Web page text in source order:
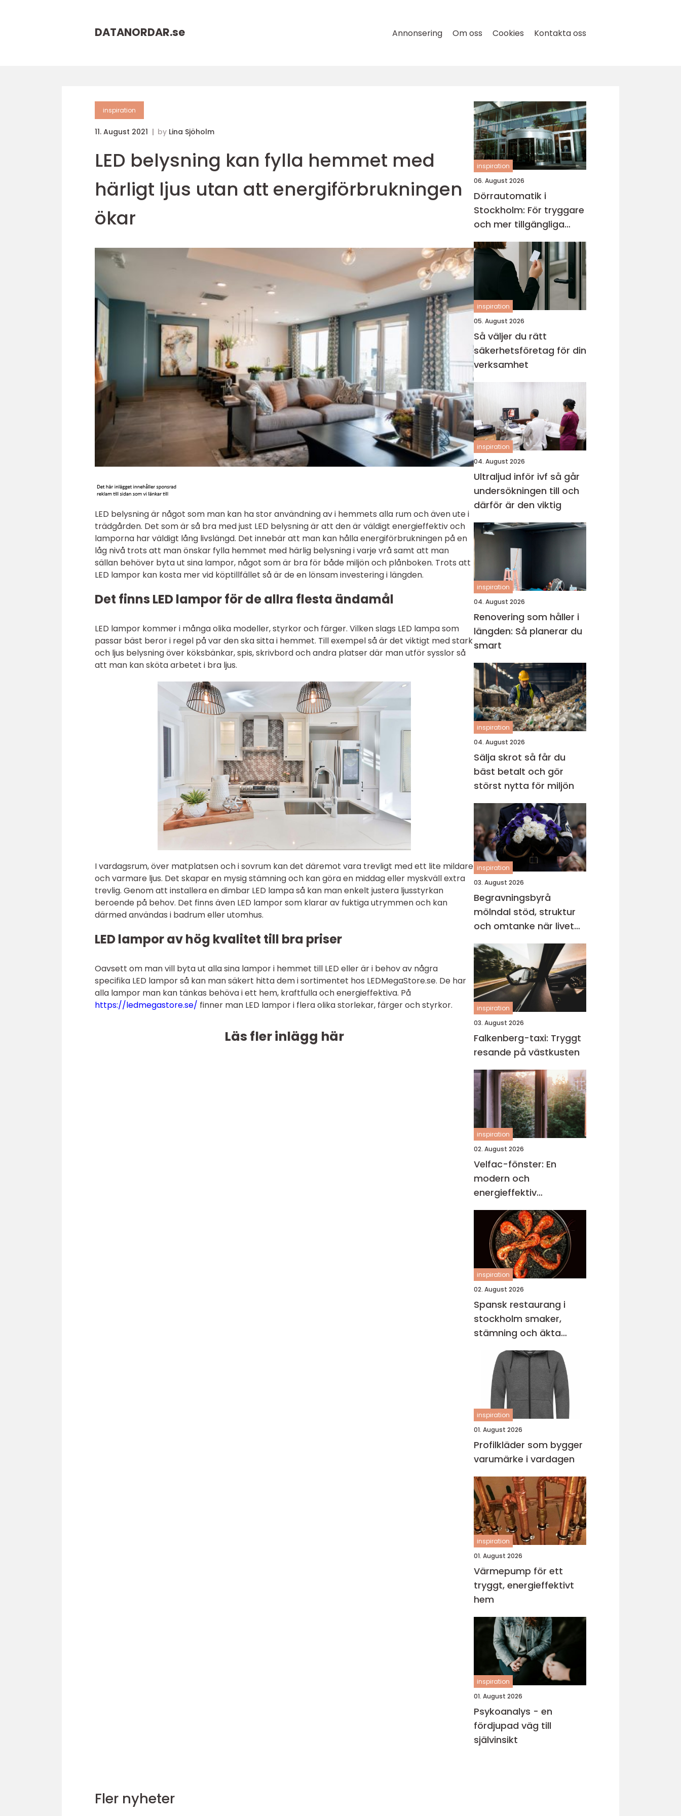
DATANORDAR.se Annonsering Om oss Cookies Kontakta oss
inspiration
11. August 2021 by Lina Sjöholm
LED belysning kan fylla hemmet med
härligt ljus utan att energiförbrukningen
ökar
LED belysning är något som man kan ha stor användning av i hemmets alla rum och även ute i
trädgården. Det som är så bra med just LED belysning är att den är väldigt energieffektiv och
lamporna har väldigt lång livslängd. Det innebär att man kan hålla energiförbrukningen på en
låg nivå trots att man önskar fylla hemmet med härlig belysning i varje vrå samt att man
sällan behöver byta ut sina lampor, något som är bra för både miljön och plånboken. Trots att
LED lampor kan kosta mer vid köptillfället så är de en lönsam investering i längden.
Det finns LED lampor för de allra flesta ändamål
LED lampor kommer i många olika modeller, styrkor och färger. Vilken slags LED lampa som
passar bäst beror i regel på var den ska sitta i hemmet. Till exempel så är det viktigt med stark
och ljus belysning över köksbänkar, spis, skrivbord och andra platser där man utför sysslor så
att man kan sköta arbetet i bra ljus.
I vardagsrum, över matplatsen och i sovrum kan det däremot vara trevligt med ett lite mildare
och varmare ljus. Det skapar en mysig stämning och kan göra en middag eller myskväll extra
trevlig. Genom att installera en dimbar LED lampa så kan man enkelt justera ljusstyrkan
beroende på behov. Det finns även LED lampor som klarar av fuktiga utrymmen och kan
därmed användas i badrum eller utomhus.
LED lampor av hög kvalitet till bra priser
Oavsett om man vill byta ut alla sina lampor i hemmet till LED eller är i behov av några
specifika LED lampor så kan man säkert hitta dem i sortimentet hos LEDMegaStore.se. De har
alla lampor man kan tänkas behöva i ett hem, kraftfulla och energieffektiva. På
https://ledmegastore.se/ finner man LED lampor i flera olika storlekar, färger och styrkor.
Läs fler inlägg här
inspiration
06. August 2026
Dörrautomatik i
Stockholm: För tryggare
och mer tillgängliga
entréer
inspiration
05. August 2026
Så väljer du rätt
säkerhetsföretag för din
verksamhet
inspiration
04. August 2026
Ultraljud inför ivf så går
undersökningen till och
därför är den viktig
inspiration
04. August 2026
Renovering som håller i
längden: Så planerar du
smart
inspiration
04. August 2026
Sälja skrot så får du
bäst betalt och gör
störst nytta för miljön
inspiration
03. August 2026
Begravningsbyrå
mölndal stöd, struktur
och omtanke när livet
vänder
inspiration
03. August 2026
Falkenberg-taxi: Tryggt
resande på västkusten
inspiration
02. August 2026
Velfac-fönster: En
modern och
energieffektiv
fönsterlösning
inspiration
02. August 2026
Spansk restaurang i
stockholm smaker,
stämning och äkta
gemenskap
inspiration
01. August 2026
Profilkläder som bygger
varumärke i vardagen
inspiration
01. August 2026
Värmepump för ett
tryggt, energieffektivt
hem
inspiration
01. August 2026
Psykoanalys - en
fördjupad väg till
självinsikt
Fler nyheter